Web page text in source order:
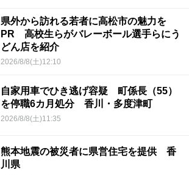
県外から訪れる若者に高松市の魅力を
PR 高校生らがバレーボール選手らにう
どん店を紹介
2026/8/8(土)12:10
自家用車でひき逃げ容疑 町係長（55）
を停職6カ月処分 香川・多度津町
2026/8/8(土)11:35
熊本地震の被災者に県営住宅を提供 香
川県